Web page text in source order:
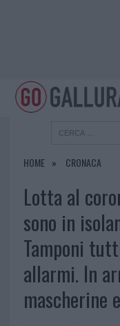
HOME CRONACA
Lotta al
sono in
Tamponi
allarmi. In
mascherine